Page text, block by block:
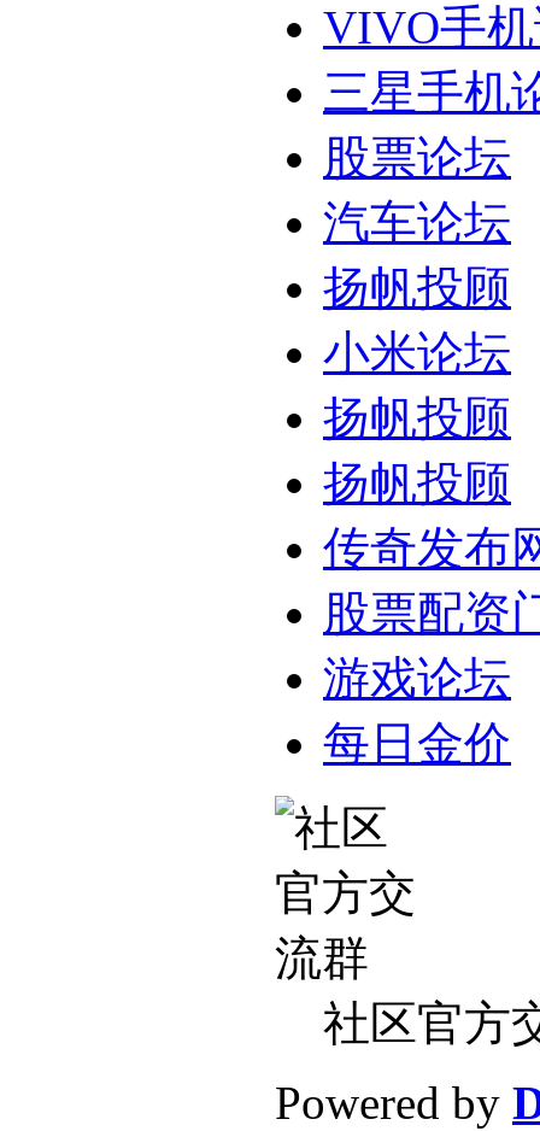
VIVO手
三星手机
股票论坛
汽车论坛
扬帆投顾
小米论坛
扬帆投顾
扬帆投顾
传奇发布
股票配资
游戏论坛
每日金价
社区官方
Powered by